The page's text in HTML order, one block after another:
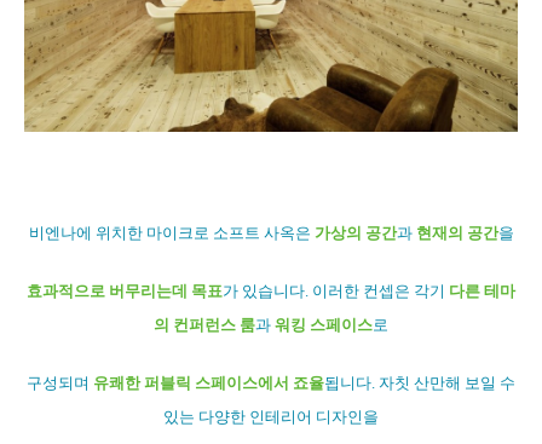
비엔나에 위치한 마이크로 소프트 사옥은 가상의 공간과 현재의 공간을
효과적으로 버무리는데 목표가 있습니다. 이러한 컨셉은 각기 다른 테마
의 컨퍼런스 룸과 워킹 스페이스로
구성되며 유쾌한 퍼블릭 스페이스에서 죠율됩니다. 자칫 산만해 보일 수
있는 다양한 인테리어 디자인을